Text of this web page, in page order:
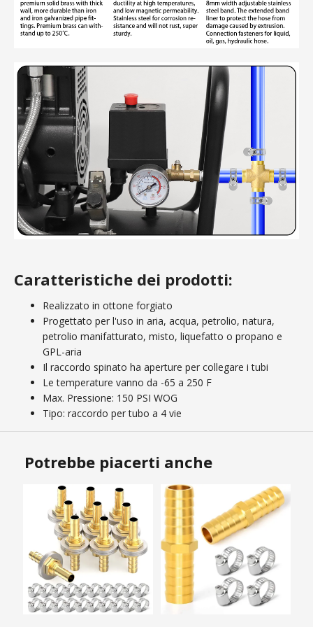
Caratteristiche dei prodotti:
Realizzato in ottone forgiato
Progettato per l'uso in aria, acqua, petrolio, natura,
petrolio manifatturato, misto, liquefatto o propano e
GPL-aria
Il raccordo spinato ha aperture per collegare i tubi
Le temperature vanno da -65 a 250 F
Max. Pressione: 150 PSI WOG
Tipo: raccordo per tubo a 4 vie
Potrebbe piacerti anche